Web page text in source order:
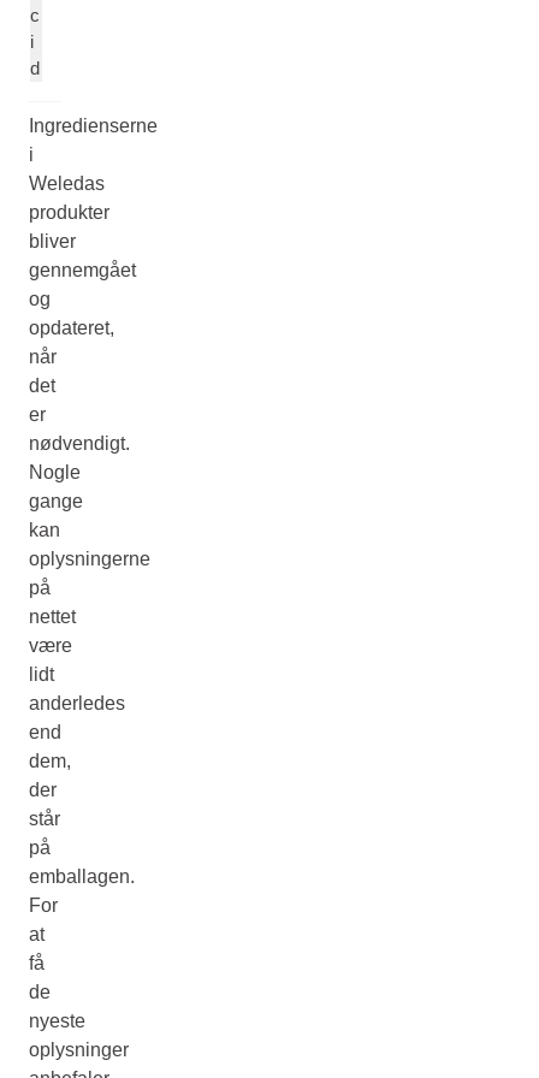
c
i
d
Ingredienserne
i
Weledas
produkter
bliver
gennemgået
og
opdateret,
når
det
er
nødvendigt.
Nogle
gange
kan
oplysningerne
på
nettet
være
lidt
anderledes
end
dem,
der
står
på
emballagen.
For
at
få
de
nyeste
oplysninger